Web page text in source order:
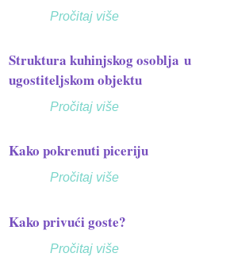
Pročitaj više
Struktura kuhinjskog osoblja u
ugostiteljskom objektu
Pročitaj više
Kako pokrenuti piceriju
Pročitaj više
Kako privući goste?
Pročitaj više